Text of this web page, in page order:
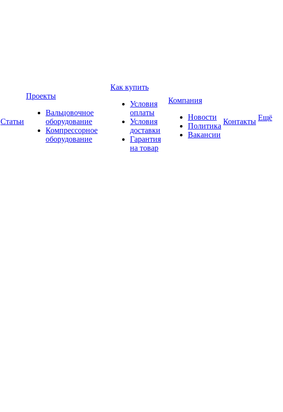
Статьи
Проекты
Вальцовочное
оборудование
Компрессорное
оборудование
Как купить
Условия
оплаты
Условия
доставки
Гарантия
на товар
Компания
Новости
Политика
Вакансии
Контакты Ещё